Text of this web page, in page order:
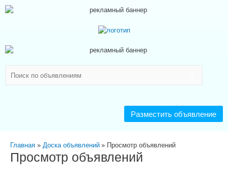
Разместить объявление
Главная Доска объявлений Просмотр объявлений
Просмотр объявлений